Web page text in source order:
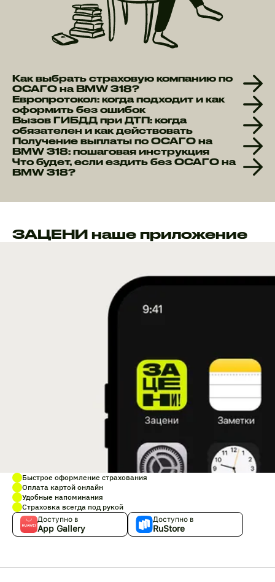
Как выбрать страховую компанию по
ОСАГО на BMW 318?
Европротокол: когда подходит и как
оформить без ошибок
Вызов ГИБДД при ДТП: когда
обязателен и как действовать
Получение выплаты по ОСАГО на
BMW 318: пошаговая инструкция
Что будет, если ездить без ОСАГО на
BMW 318?
ЗАЦЕНИ наше приложение
Быстрое оформление страхования
Оплата картой онлайн
Удобные напоминания
Страховка всегда под рукой
Доступно в
App Gallery
Доступно в
RuStore